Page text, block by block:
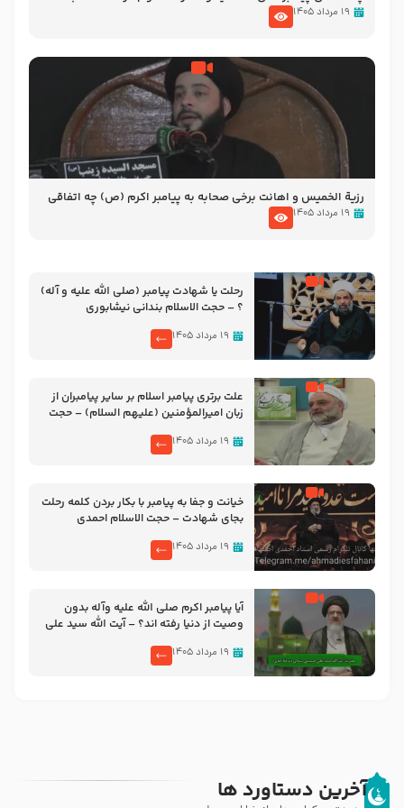
الاسلام شیخ حسین یوسفی
۱۹ مرداد ۱۴۰۵
رزیة الخمیس و اهانت برخی صحابه به پیامبر اکرم (ص) چه اتفاقی
رخ داد که پیامبر رحمت ، صحابه را بیرون انداختند ؟!!!!! – سید محمد
۱۹ مرداد ۱۴۰۵
رحلت یا شهادت پیامبر (صلی الله علیه و آله)
؟ – حجت الاسلام بندانی نیشابوری
۱۹ مرداد ۱۴۰۵
علت برتری پیامبر اسلام بر سایر پیامبران از
زبان امیرالمؤمنین (علیهم السلام) – حجت
۱۹ مرداد ۱۴۰۵
خیانت و جفا به پیامبر با بکار بردن کلمه رحلت
بجای شهادت – حجت الاسلام احمدی
۱۹ مرداد ۱۴۰۵
آیا پیامبر اکرم صلی الله علیه وآله بدون
وصیت از دنیا رفته ‌اند؟ – آیت الله سید علی
۱۹ مرداد ۱۴۰۵
آخرین دستاورد ها